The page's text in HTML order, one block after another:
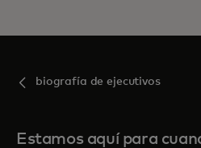
biografía de ejecutivos
Estamos aquí para